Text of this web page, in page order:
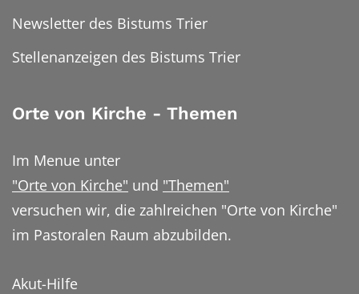
Newsletter des Bistums Trier
Stellenanzeigen des Bistums Trier
Orte von Kirche - Themen
Im Menue unter
"Orte von Kirche" und "Themen"
versuchen wir, die zahlreichen "Orte von Kirche"
im Pastoralen Raum abzubilden.
Akut-Hilfe